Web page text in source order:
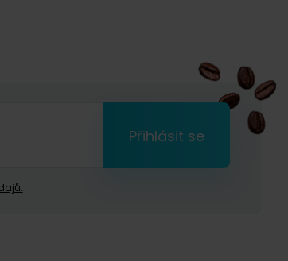
Přihlásit se